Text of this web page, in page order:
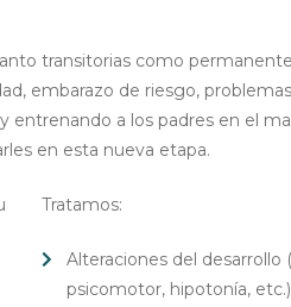
transitorias como
embarazo de riesgo,
entrenando a los padres en el
en esta nueva etapa.
Tratamos:
Alteraciones del desarrollo
psicomotor, hipotonía, etc.)